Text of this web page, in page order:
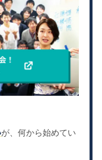
が、何から始めてい